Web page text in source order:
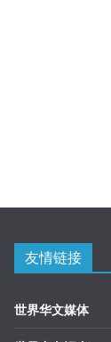
友情链接
世界华文媒体